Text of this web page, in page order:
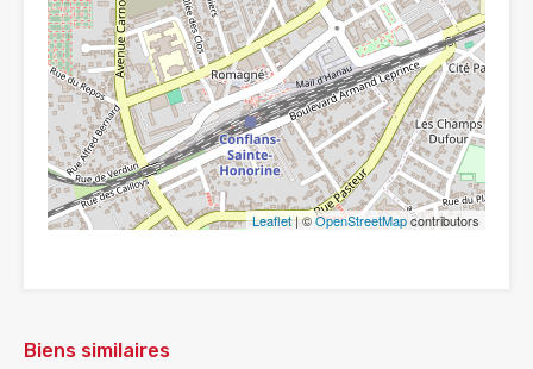
Leaflet| ©OpenStreetMapcontributors
Biens similaires